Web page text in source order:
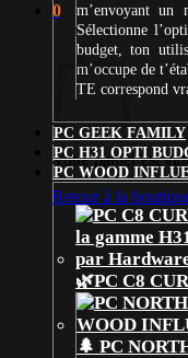
0
Panier
Votre panier est
Retour à la
m’envoyant un
Sélectionne
budget, ton
m’occupe de
TE correspond
PC GEEK FAMILY
PC H31 OPTI
PC WOOD
🌿PC C8
🌲 PC